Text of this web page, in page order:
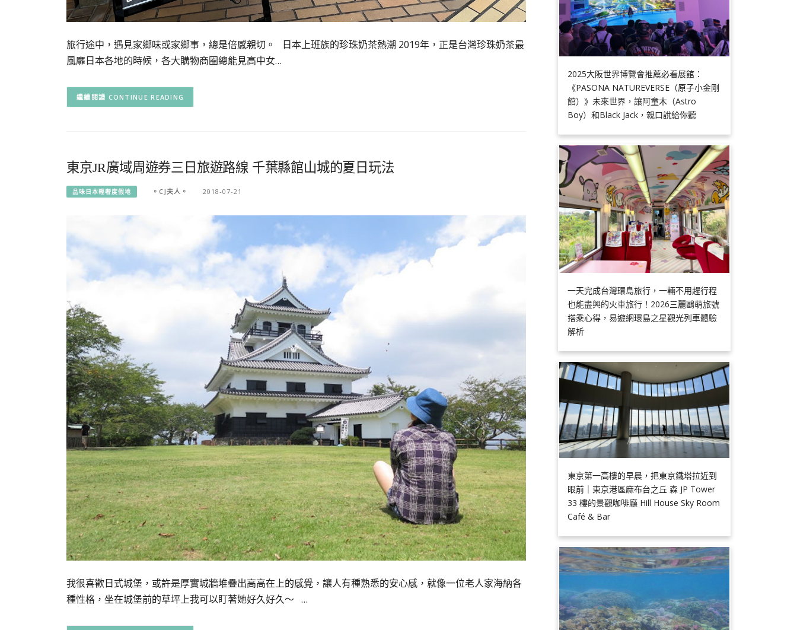
旅行途中，遇見家鄉味或家鄉事，總是倍感親切。 日本上班族的珍珠奶茶熱潮 2019年，正是台灣珍珠奶茶最
風靡日本各地的時候，各大購物商圈總能見高中女…
CONTINUE READING
東京JR廣域周遊券三日旅遊路線 千葉縣館山城的夏日玩法
品味日本輕奢度假地 。CJ夫人。 2018-07-21
我很喜歡日式城堡，或許是厚實城牆堆疊出高高在上的感覺，讓人有種熟悉的安心感，就像一位老人家海納各
種性格，坐在城堡前的草坪上我可以盯著她好久好久～ …
2025大阪世界博覽會推薦必看展館：
《PASONA NATUREVERSE（原子小金剛
館）》未來世界，讓阿童木（Astro
Boy）和Black Jack，親口說給你聽
一天完成台灣環島旅行，一輛不用趕行程
也能盡興的火車旅行！2026三麗鷗萌旅號
搭乘心得，易遊網環島之星觀光列車體驗
解析
東京第一高樓的早晨，把東京鐵塔拉近到
眼前｜東京港區麻布台之丘 森 JP Tower
33 樓的景觀咖啡廳 Hill House Sky Room
Café & Bar